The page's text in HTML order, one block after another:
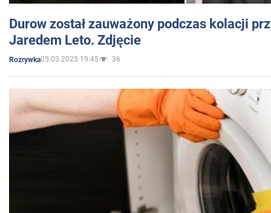
Durow został zauważony podczas kolacji
Jaredem Leto. Zdjęcie
Rozrywka05.03.2025 19:45 36